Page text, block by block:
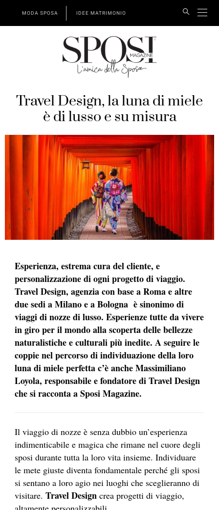
MODA SPOSA IDEE MATRIMONIO
Travel Design, la luna di miele
è di lusso e su misura
Esperienza, estrema cura del cliente, e
personalizzazione di ogni progetto di viaggio.
Travel Design, agenzia con base a Roma e altre
due sedi a Milano e a Bologna è sinonimo di
viaggi di nozze di lusso. Esperienze tutte da vivere
in giro per il mondo alla scoperta delle bellezze
naturalistiche e culturali più inedite. A seguire le
coppie nel percorso di individuazione della loro
luna di miele perfetta c’è anche Massimiliano
Loyola, responsabile e fondatore di Travel Design
che si racconta a Sposi Magazine.
Il viaggio di nozze è senza dubbio un’esperienza
indimenticabile e magica che rimane nel cuore degli
sposi durante tutta la loro vita insieme. Individuare
le mete giuste diventa fondamentale perché gli sposi
si sentano a loro agio nei luoghi che sceglieranno di
visitare. Travel Design crea progetti di viaggio,